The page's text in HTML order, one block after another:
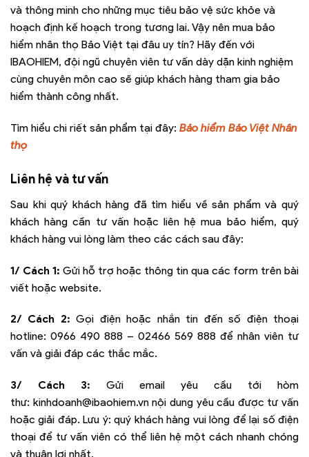
và thông minh cho những mục tiêu bảo vệ sức khỏe và
hoạch định kế hoạch trong tương lai. Vậy nên mua bảo
hiểm nhân thọ Bảo Việt tại đâu uy tín? Hãy đến với
IBAOHIEM, đội ngũ chuyên viên tư vấn dày dặn kinh nghiệm
cùng chuyên môn cao sẽ giúp khách hàng tham gia bảo
hiểm thành công nhất.
Tìm hiểu chi riết sản phẩm tại đây: Bảo hiểm Bảo Việt Nhân
thọ
Liên hệ và tư vấn
Sau khi quý khách hàng đã tìm hiểu về sản phẩm và quý
khách hàng cần tư vấn hoặc liên hệ mua bảo hiểm, quý
khách hàng vui lòng làm theo các cách sau đây:
1/ Cách 1: Gửi hỗ trợ hoặc thông tin qua các form trên bài
viết hoặc website.
2/ Cách 2: Gọi điện hoặc nhắn tin đến số điện thoại
hotline: 0966 490 888 – 02466 569 888 để nhân viên tư
vấn và giải đáp các thắc mắc.
3/ Cách 3: Gửi email yêu cầu tới hòm
thư: kinhdoanh@ibaohiem.vnnội dung yêu cầu được tư vấn
hoặc giải đáp. Lưu ý: quý khách hàng vui lòng để lại số điện
thoại để tư vấn viên có thể liên hệ một cách nhanh chóng
và thuận lợi nhất.